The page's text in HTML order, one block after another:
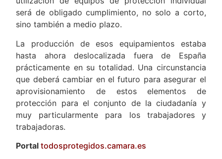
será de obligado cumplimiento, no solo a corto,
sino también a medio plazo.
La producción de esos equipamientos estaba
hasta ahora deslocalizada fuera de España
prácticamente en su totalidad. Una circunstancia
que deberá cambiar en el futuro para asegurar el
aprovisionamiento de estos elementos de
protección para el conjunto de la ciudadanía y
muy particularmente para los trabajadores y
trabajadoras.
Portaltodosprotegidos.camara.es